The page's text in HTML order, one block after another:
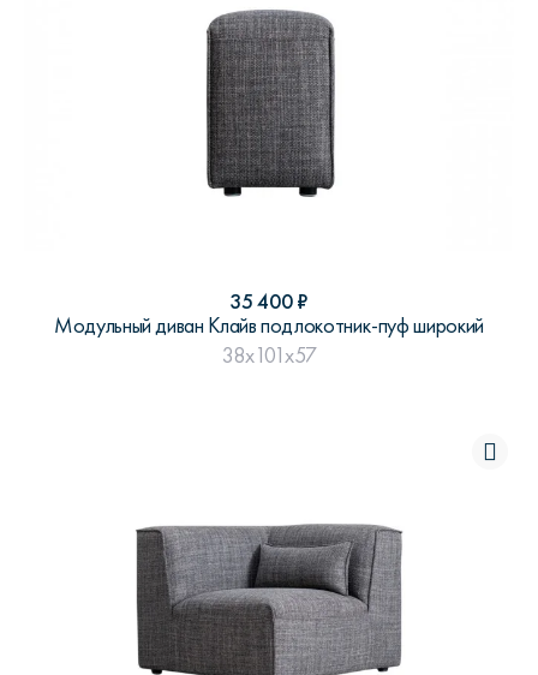
35 400₽
Модульный диван Клайв подлокотник-пуф широкий
38x101x57